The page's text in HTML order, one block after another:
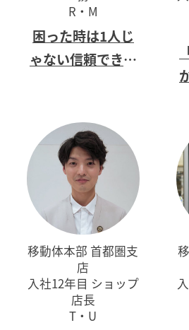
R・M
困った時は1人じ
ゃない信頼できる
移動体本部 首都圏支
店
入社12年目 ショップ
店長
T・U